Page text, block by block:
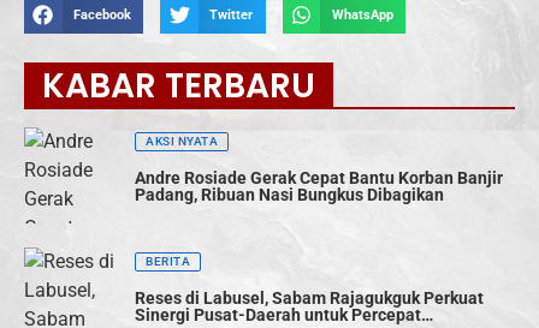
Facebook Twitter WhatsApp
KABAR TERBARU
AKSI NYATA
Andre Rosiade Gerak Cepat Bantu Korban Banjir
Padang, Ribuan Nasi Bungkus Dibagikan
BERITA
Reses di Labusel, Sabam Rajagukguk Perkuat
Sinergi Pusat-Daerah untuk Percepat